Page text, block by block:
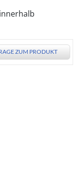
ZUM PRODUKT